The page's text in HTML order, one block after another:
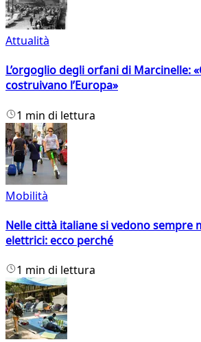
Attualità
L’orgoglio degli orfani di Marcinelle:
costruivano l’Europa»
1 min di lettura
Mobilità
Nelle città italiane si vedono sempre
elettrici: ecco perché
1 min di lettura